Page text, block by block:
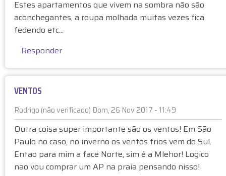
p
o
r
m
o
(
n
ã
o
v
O
R
T
M
I
T
S
E
V
E
R
D
o
s
t
A
C
E
N
O
R
T
E
-
Estes apartamentos que vivem na sombra não são
aconchegantes, a roupa molhada muitas vezes fica
fedendo etc...
Responder
VENTOS
Rodrigo (não verificado) Dom, 26 Nov 2017 - 11:49
E
m
r
e
s
Outra coisa super importante são os ventos! Em São
Paulo no caso, no inverno os ventos frios vem do Sul.
Entao para mim a face Norte, sim é a Mlehor! Logico
nao vou comprar um AP na praia pensando nisso!